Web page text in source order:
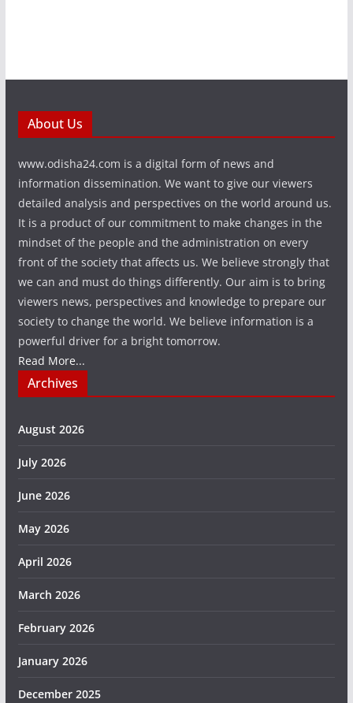
About Us
www.odisha24.com is a digital form of news and
information dissemination. We want to give our viewers
detailed analysis and perspectives on the world around us.
It is a product of our commitment to make changes in the
mindset of the people and the administration on every
front of the society that affects us. We believe strongly that
we can and must do things differently. Our aim is to bring
viewers news, perspectives and knowledge to prepare our
society to change the world. We believe information is a
powerful driver for a bright tomorrow.
Read More...
Archives
August 2026
July 2026
June 2026
May 2026
April 2026
March 2026
February 2026
January 2026
December 2025